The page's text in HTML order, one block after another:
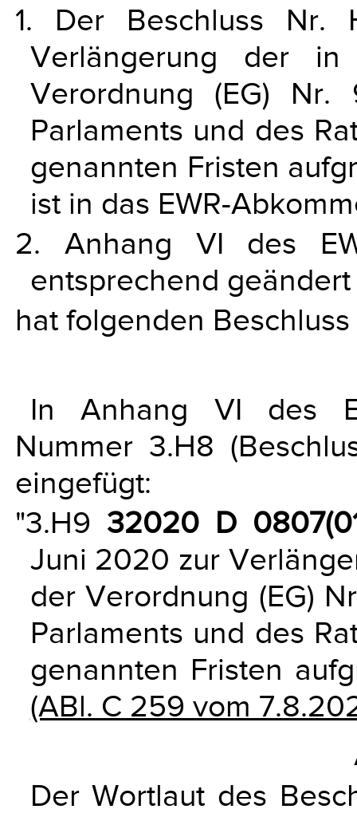
1. Der Beschluss
Verlängerung der
Verordnung (EG) Nr.
Parlaments und des
genannten Fristen
ist in das EWR-
2. Anhang VI des
entsprechend
hat folgenden
In Anhang VI des
Nummer 3.H8
eingefügt:
"3.H9 32020 D
Juni 2020 zur
der Verordnung (EG)
Parlaments und des
genannten Fristen
(ABl. C 259 vom
Der Wortlaut des